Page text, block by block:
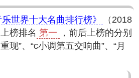
乐世界十大名曲排行榜》
（2018
榜排名 第一
，前后上榜的分别
现”、“c小调第五交响曲”、“月